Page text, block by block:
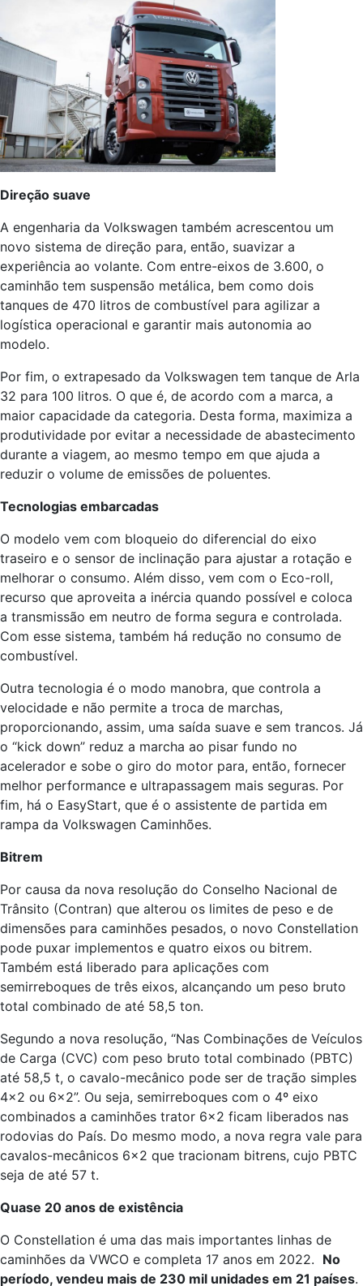
Direção suave
A engenharia da Volkswagen também acrescentou um
novo sistema de direção para, então, suavizar a
experiência ao volante. Com entre-eixos de 3.600, o
caminhão tem suspensão metálica, bem como dois
tanques de 470 litros de combustível para agilizar a
logística operacional e garantir mais autonomia ao
modelo.
Por fim, o extrapesado da Volkswagen tem tanque de Arla
32 para 100 litros. O que é, de acordo com a marca, a
maior capacidade da categoria. Desta forma, maximiza a
produtividade por evitar a necessidade de abastecimento
durante a viagem, ao mesmo tempo em que ajuda a
reduzir o volume de emissões de poluentes.
Tecnologias embarcadas
O modelo vem com bloqueio do diferencial do eixo
traseiro e o sensor de inclinação para ajustar a rotação e
melhorar o consumo. Além disso, vem com o Eco-roll,
recurso que aproveita a inércia quando possível e coloca
a transmissão em neutro de forma segura e controlada.
Com esse sistema, também há redução no consumo de
combustível.
Outra tecnologia é o modo manobra, que controla a
velocidade e não permite a troca de marchas,
proporcionando, assim, uma saída suave e sem trancos. Já
o “kick down” reduz a marcha ao pisar fundo no
acelerador e sobe o giro do motor para, então, fornecer
melhor performance e ultrapassagem mais seguras. Por
fim, há o EasyStart, que é o assistente de partida em
rampa da Volkswagen Caminhões.
Bitrem
Por causa da nova resolução do Conselho Nacional de
Trânsito (Contran) que alterou os limites de peso e de
dimensões para caminhões pesados, o novo Constellation
pode puxar implementos e quatro eixos ou bitrem.
Também está liberado para aplicações com
semirreboques de três eixos, alcançando um peso bruto
total combinado de até 58,5 ton.
Segundo a nova resolução, “Nas Combinações de Veículos
de Carga (CVC) com peso bruto total combinado (PBTC)
até 58,5 t, o cavalo-mecânico pode ser de tração simples
4×2 ou 6×2”. Ou seja, semirreboques com o 4º eixo
combinados a caminhões trator 6×2 ficam liberados nas
rodovias do País. Do mesmo modo, a nova regra vale para
cavalos-mecânicos 6×2 que tracionam bitrens, cujo PBTC
seja de até 57 t.
Quase 20 anos de existência
O Constellation é uma das mais importantes linhas de
caminhões da VWCO e completa 17 anos em 2022. No
período, vendeu mais de 230 mil unidades em 21 países.